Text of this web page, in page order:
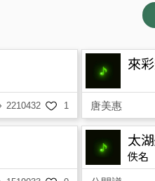
2210432 1
來
唐美惠
太
佚名